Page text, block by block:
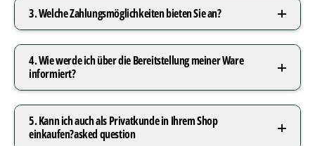
3. Welche Zahlungsmöglichkeiten bieten Sie an?
4. Wie werde ich über die Bereitstellung meiner Ware
informiert?
5. Kann ich auch als Privatkunde in Ihrem Shop
einkaufen?asked question